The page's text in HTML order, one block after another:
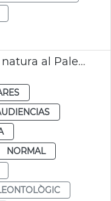
Exposición fotografía de natura al Paleontológico València
NORMAL